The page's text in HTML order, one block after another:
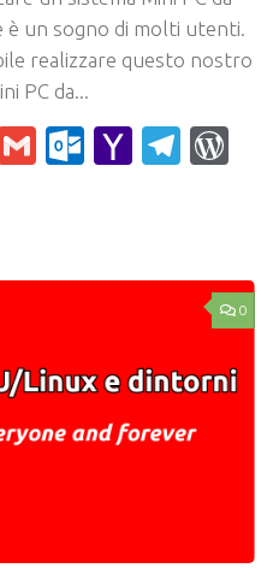
è un sogno di molti utenti.
realizzare questo nostro
PC da...
Diaspora
Gmail Yahoo
0